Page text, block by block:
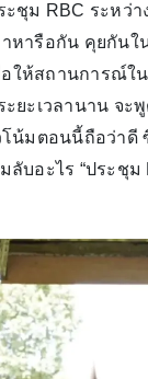
ชุม RBC ระหว่
หารือกัน คุยกันใ
อให้สถานการณ์
ยะเวลานาน จะ
น้มตอนนี้ถือว่าดี
บอะไร “ประชุม